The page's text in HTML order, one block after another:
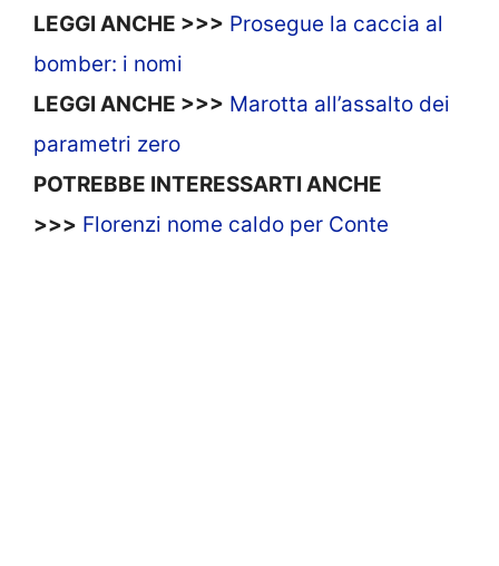
LEGGI ANCHE >>> Prosegue la caccia al
bomber: i nomi
LEGGI ANCHE >>> Marotta all’assalto dei
parametri zero
POTREBBE INTERESSARTI ANCHE
>>> Florenzi nome caldo per Conte